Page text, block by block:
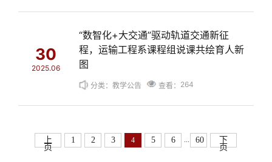
30
2025.06
“数智化+大交通”驱动轨道交通新征
程，运输工程系课程组说课共绘育人新
图
分类：教学公告 查看： 264
上
页
1 2 3 4 5 6 60
下
页